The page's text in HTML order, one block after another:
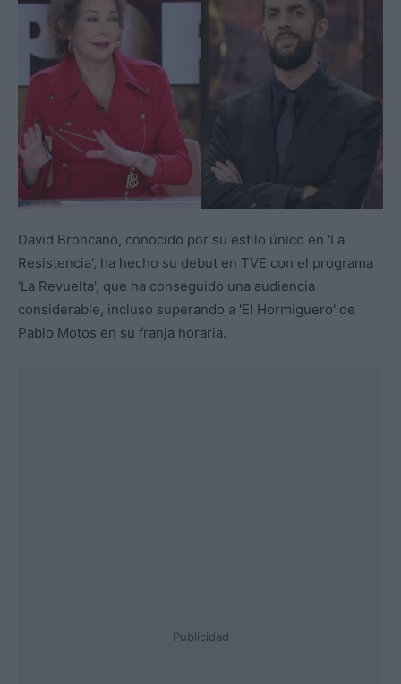
David Broncano, conocido por su estilo único en 'La
Resistencia', ha hecho su debut en TVE con el programa
'La Revuelta', que ha conseguido una audiencia
considerable, incluso superando a 'El Hormiguero' de
Pablo Motos en su franja horaria.
Publicidad